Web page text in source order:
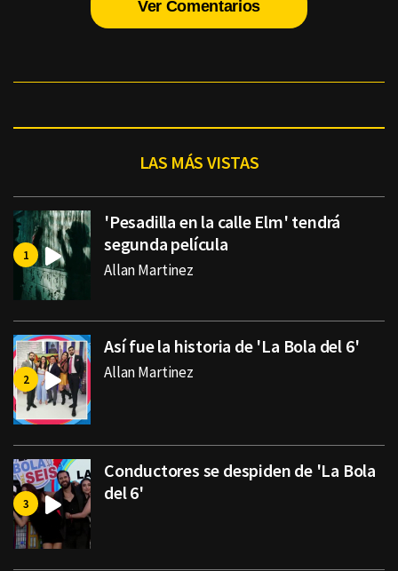
Ver Comentarios
LAS MÁS VISTAS
'Pesadilla en la calle Elm' tendrá
segunda película
Allan Martinez
Así fue la historia de 'La Bola del 6'
Allan Martinez
Conductores se despiden de 'La Bola
del 6'